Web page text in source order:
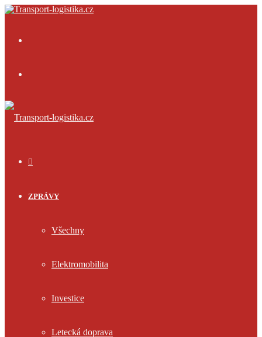
ZPRÁVY
Všechny
Elektromobilita
Investice
Letecká doprava